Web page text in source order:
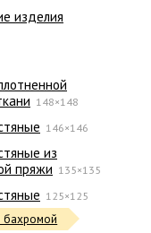
изделия
148×148
146×146
из
пряжи 135×135
125×125
бахромой